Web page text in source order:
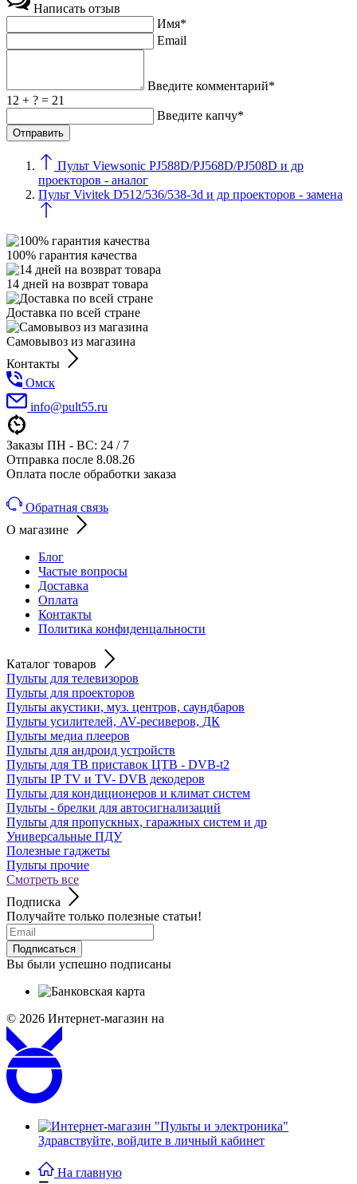
Написать отзыв
Имя*
Email
Введите комментарий*
12 + ? = 21
Введите капчу*
Пульт Viewsonic PJ588D/PJ568D/PJ508D и др
проекторов - аналог
Пульт Vivitek D512/536/538-3d и др проекторов - замена
100% гарантия качества
14 дней на возврат товара
Доставка по всей стране
Самовывоз из магазина
Контакты
Омск
info@pult55.ru
Заказы ПН - ВС: 24 / 7
Отправка после 8.08.26
Оплата после обработки заказа
Обратная связь
О магазине
Блог
Частые вопросы
Доставка
Оплата
Контакты
Политика конфиденцальности
Каталог товаров
Пульты для телевизоров
Пульты для проекторов
Пульты акустики, муз. центров, саундбаров
Пульты усилителей, AV-ресиверов, ДК
Пульты медиа плееров
Пульты для андроид устройств
Пульты для ТВ приставок ЦТВ - DVB-t2
Пульты IP TV и TV- DVB декодеров
Пульты для кондиционеров и климат систем
Пульты - брелки для автосигнализаций
Пульты для пропускных, гаражных систем и др
Универсальные ПДУ
Полезные гаджеты
Пульты прочие
Смотреть все
Подписка
Получайте только полезные статьи!
Подписаться
Вы были успешно подписаны
© 2026 Интернет-магазин на
Здравствуйте, войдите в личный кабинет
На главную